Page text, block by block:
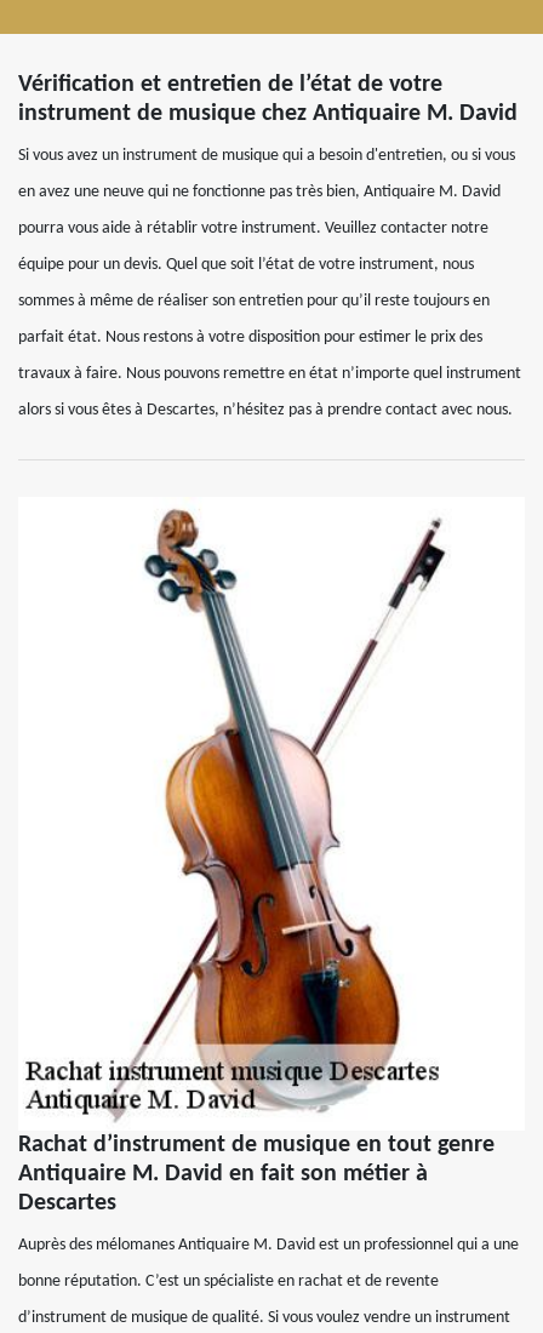
Vérification et entretien de l’état de votre
instrument de musique chez Antiquaire M. David
Si vous avez un instrument de musique qui a besoin d'entretien, ou si vous
en avez une neuve qui ne fonctionne pas très bien, Antiquaire M. David
pourra vous aide à rétablir votre instrument. Veuillez contacter notre
équipe pour un devis. Quel que soit l’état de votre instrument, nous
sommes à même de réaliser son entretien pour qu’il reste toujours en
parfait état. Nous restons à votre disposition pour estimer le prix des
travaux à faire. Nous pouvons remettre en état n’importe quel instrument
alors si vous êtes à Descartes, n’hésitez pas à prendre contact avec nous.
Rachat d’instrument de musique en tout genre
Antiquaire M. David en fait son métier à
Descartes
Auprès des mélomanes Antiquaire M. David est un professionnel qui a une
bonne réputation. C’est un spécialiste en rachat et de revente
d’instrument de musique de qualité. Si vous voulez vendre un instrument